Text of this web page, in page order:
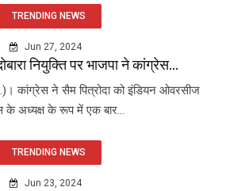
TRENDING NEWS
Jun 27, 2024
नियुक्ति पर भाजपा ने कांग्रेस...
कांग्रेस ने सैम पित्रोदा को इंडियन ओवरसीज
के अध्यक्ष के रूप में एक बार...
TRENDING NEWS
Jun 23, 2024